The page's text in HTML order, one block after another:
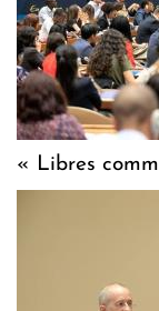
« Libres